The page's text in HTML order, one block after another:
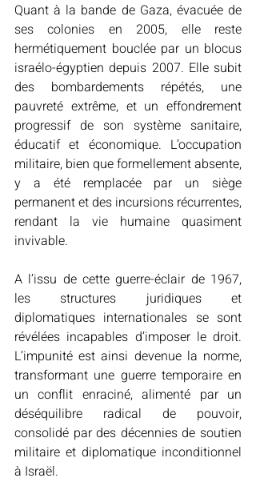
Quant à la bande de Gaza, évacuée de
ses colonies en 2005, elle reste
hermétiquement bouclée par un blocus
israélo-égyptien depuis 2007. Elle subit
des bombardements répétés, une
pauvreté extrême, et un effondrement
progressif de son système sanitaire,
éducatif et économique. L’occupation
militaire, bien que formellement absente,
y a été remplacée par un siège
permanent et des incursions récurrentes,
rendant la vie humaine quasiment
invivable.
A l’issu de cette guerre-éclair de 1967,
les structures juridiques et
diplomatiques internationales se sont
révélées incapables d’imposer le droit.
L’impunité est ainsi devenue la norme,
transformant une guerre temporaire en
un conflit enraciné, alimenté par un
déséquilibre radical de pouvoir,
consolidé par des décennies de soutien
militaire et diplomatique inconditionnel
à Israël.